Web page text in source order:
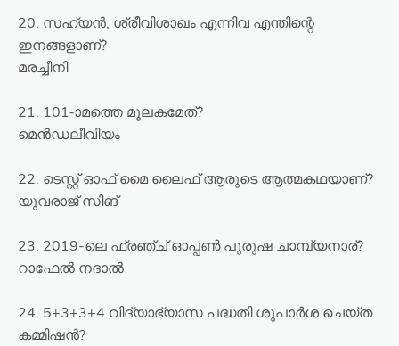
20. സഹ്യൻ, ശ്രീവിശാഖം എന്നിവ എന്തിന്റെ
ഇനങ്ങളാണ്?
മരച്ചീനി
21. 101-ാമത്തെ മൂലകമേത്?
മെൻഡലീവിയം
22. ടെസ്റ്റ് ഓഫ് മൈ ലൈഫ് ആരുടെ ആത്മകഥയാണ്?
യുവരാജ് സിങ്
23. 2019-ലെ ഫ്രഞ്ച് ഓപ്പൺ പുരുഷ ചാമ്പ്യനാര്?
റാഫേൽ നദാൽ
24. 5+3+3+4 വിദ്യാഭ്യാസ പദ്ധതി ശുപാർശ ചെയ്ത
കമ്മിഷൻ?